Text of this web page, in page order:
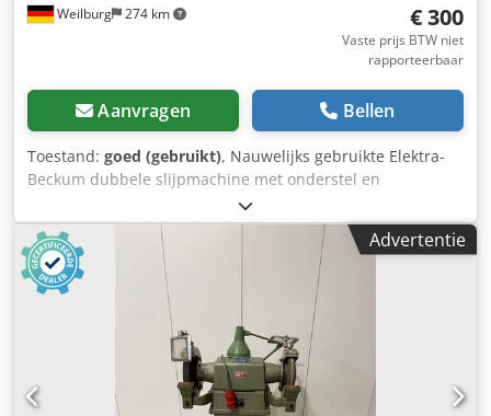
Weilburg 274 km € 300
Vaste prijs BTW niet
rapporteerbaar
Aanvragen Bellen
Toestand: goed (gebruikt), Nauwelijks gebruikte Elektra-
Beckum dubbele slijpmachine met onderstel en
opvangbak, in goede, volledig functionele staat. Geen
verzending mogelijk Stuur alstublieft geen e-
mailaanvragen! Bij vragen staan wij u graag telefonisch te
woord. Bezichtiging en afhaling alleen na telefonische
afspraak mogelijk! Cedszq R Dlspfx Agusrf Wijzigingen,
tussentijdse verkoop en fouten voorbehouden.
Advertentie